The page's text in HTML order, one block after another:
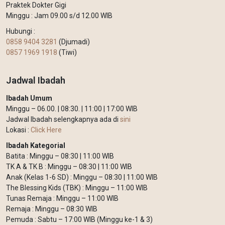
Praktek Dokter Gigi
Minggu : Jam 09.00 s/d 12.00 WIB
Hubungi :
0858 9404 3281 (Djumadi)
0857 1969 1918 (Tiwi)
Jadwal Ibadah
Ibadah Umum
Minggu – 06.00. | 08:30. | 11:00 | 17:00 WIB
Jadwal Ibadah selengkapnya ada di sini
Lokasi : Click Here
Ibadah Kategorial
Batita : Minggu – 08:30 | 11:00 WIB
TK A & TK B : Minggu – 08:30 | 11:00 WIB
Anak (Kelas 1-6 SD) : Minggu – 08:30 | 11:00 WIB
The Blessing Kids (TBK) : Minggu – 11:00 WIB
Tunas Remaja : Minggu – 11:00 WIB
Remaja : Minggu – 08:30 WIB
Pemuda : Sabtu – 17:00 WIB (Minggu ke-1 & 3)